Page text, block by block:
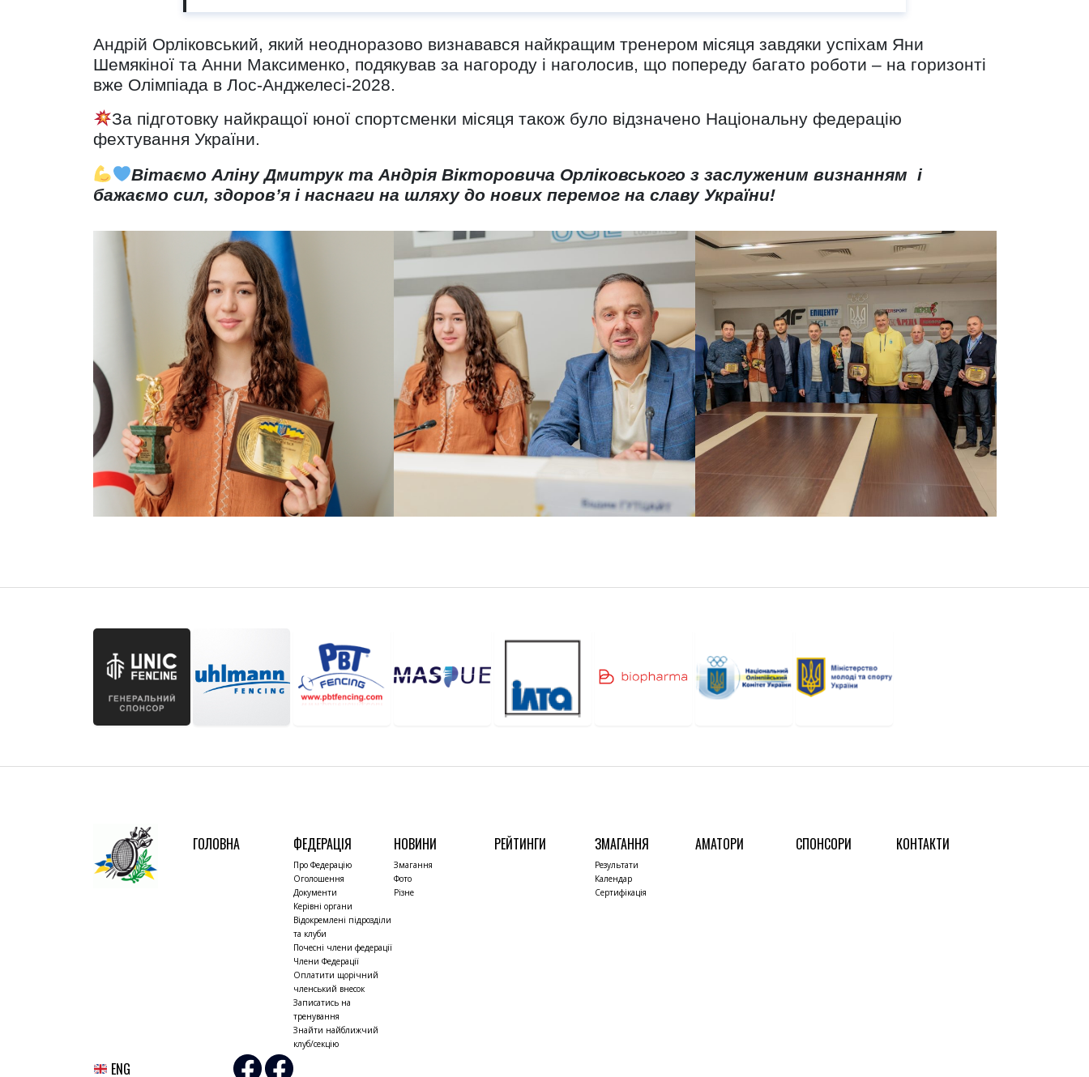
Андрій Орліковський, який неодноразово визнавався найкращим тренером місяця завдяки успіхам Яни
Шемякіної та Анни Максименко, подякував за нагороду і наголосив, що попереду багато роботи – на горизонті
вже Олімпіада в Лос-Анджелесі-2028.
За підготовку найкращої юної спортсменки місяця також було відзначено Національну федерацію
фехтування України.
Вітаємо Аліну Дмитрук та Андрія Вікторовича Орліковського з заслуженим визнанням і
бажаємо сил, здоров’я і наснаги на шляху до нових перемог на славу України!
ГОЛОВНА ФЕДЕРАЦІЯ
Про Федерацію
Оголошення
Документи
Керівні органи
Відокремлені підрозділи
та клуби
Почесні члени федерації
Члени Федерації
Оплатити щорічний
членський внесок
Записатись на
тренування
Знайти найближчий
клуб/секцію
НОВИНИ
Змагання
Фото
Різне
РЕЙТИНГИ ЗМАГАННЯ
Результати
Календар
Сертифікація
АМАТОРИ СПОНСОРИ КОНТАКТИ
ENG